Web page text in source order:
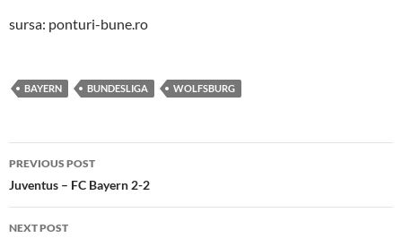
sursa: ponturi-bune.ro
BAYERN BUNDESLIGA WOLFSBURG
Post
navigation
PREVIOUS POST
Juventus – FC Bayern 2-2
NEXT POST